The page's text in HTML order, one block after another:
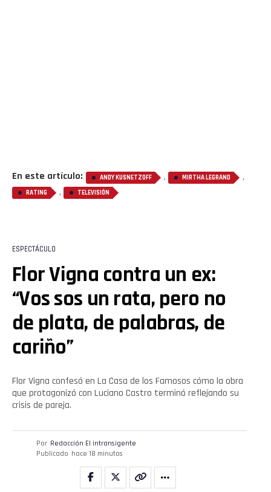
En este artículo: ANDY KUSNETZOFF , MIRTHA LEGRAND ,
RATING , TELEVISIÓN
ESPECTÁCULO
Flor Vigna contra un ex:
“Vos sos un rata, pero no
de plata, de palabras, de
cariño”
Flor Vigna confesó en La Casa de los Famosos cómo la obra
que protagonizó con Luciano Castro terminó reflejando su
crisis de pareja.
Por Redacción El intransigente
Publicado hace 18 minutos